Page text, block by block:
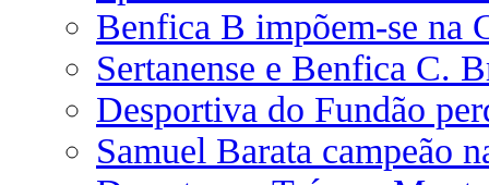
Benfica B impõem-se na
Sertanense e Benfica C.
Desportiva do Fundão
Samuel Barata campeão